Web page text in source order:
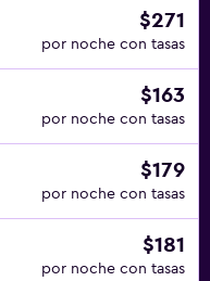
$271
por noche con tasas
$163
por noche con tasas
$179
por noche con tasas
$181
por noche con tasas